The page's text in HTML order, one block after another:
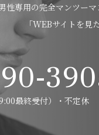
性専用の完全マンツー
「WEBサイトを見
最終受付）・不定休